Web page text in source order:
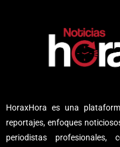
HoraxHora es una
reportajes, enfoques
periodistas profesionales,